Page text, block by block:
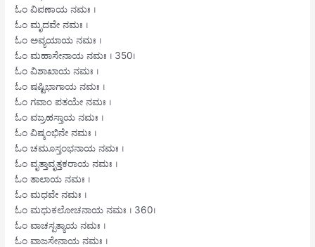
ಓಂ ವಿಪಣಾಯ ನಮಃ ।
ಓಂ ಮೃದವೇ ನಮಃ ।
ಓಂ ಅವ್ಯಯಾಯ ನಮಃ ।
ಓಂ ಮಹಾಸೇನಾಯ ನಮಃ । 350।
ಓಂ ವಿಶಾಖಾಯ ನಮಃ ।
ಓಂ ಷಷ್ಟಿಭಾಗಾಯ ನಮಃ ।
ಓಂ ಗವಾಂ ಪತಯೇ ನಮಃ ।
ಓಂ ವಜ್ರಹಸ್ತಾಯ ನಮಃ ।
ಓಂ ವಿಷ್ಕಂಭಿನೇ ನಮಃ ।
ಓಂ ಚಮೂಸ್ತಂಭನಾಯ ನಮಃ ।
ಓಂ ವೃತ್ತಾವೃತ್ತಕರಾಯ ನಮಃ ।
ಓಂ ತಾಲಾಯ ನಮಃ ।
ಓಂ ಮಧವೇ ನಮಃ ।
ಓಂ ಮಧುಕಲೋಚನಾಯ ನಮಃ । 360।
ಓಂ ವಾಚಸ್ಪತ್ಯಾಯ ನಮಃ ।
ಓಂ ವಾಜಸೇನಾಯ ನಮಃ ।